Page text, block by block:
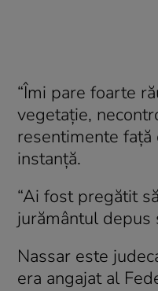
“Îmi pare foarte
vegetaţie,
resentimente faţă
instanţă.
“Ai fost pregătit
jurământul depus
Nassar este
era angajat al